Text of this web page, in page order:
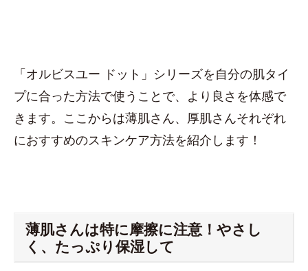
「オルビスユー ドット」シリーズを自分の肌タイ
プに合った方法で使うことで、より良さを体感で
きます。ここからは薄肌さん、厚肌さんそれぞれ
におすすめのスキンケア方法を紹介します！
薄肌さんは特に摩擦に注意！やさし
く、たっぷり保湿して